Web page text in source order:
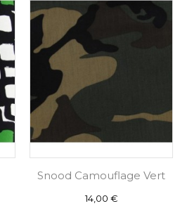
Snood Camouflage Vert
14,00 €